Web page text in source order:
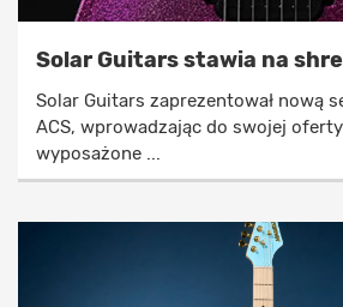
Solar Guitars stawia na
Solar Guitars zaprezentował nową
ACS, wprowadzając do swojej
wyposażone ...